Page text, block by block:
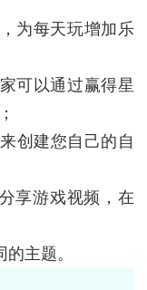
为每天玩增加乐
可以通过赢得星
创建您自己的自
享游戏视频，在
主题。